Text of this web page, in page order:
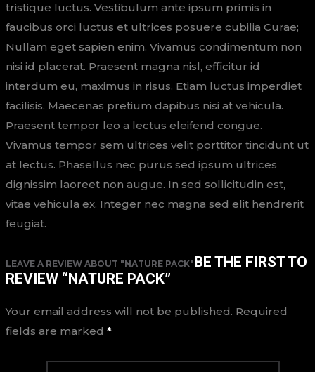
tristique luctus. Vestibulum ante ipsum primis in
faucibus orci luctus et ultrices posuere cubilia Curae;
Nullam eget sapien enim. Vivamus condimentum non
nisi id placerat. Praesent magna nisl, efficitur id
interdum eu, maximus in risus. Etiam luctus imperdiet
facilisis. Maecenas pretium dapibus nisi at vehicula.
Praesent tempor leo a lectus eleifend congue.
Vivamus tempor sem ultrices velit porttitor tincidunt ut
at lectus. Phasellus nec purus sed ipsum ultrices
dignissim laoreet non augue. In sed sollicitudin est,
vitae vehicula ex. Integer nec magna sed elit hendrerit
feugiat.
LEAVE A REVIEW ABOUT "NATURE PACK"BE THE FIRST TO
REVIEW “NATURE PACK”
Your email address will not be published. Required
fields are marked *